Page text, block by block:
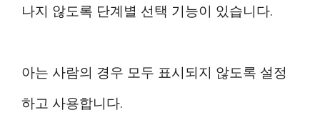
나지 않도록 단계별 선택 기능이 있습니다.
아는 사람의 경우 모두 표시되지 않도록 설정
하고 사용합니다.